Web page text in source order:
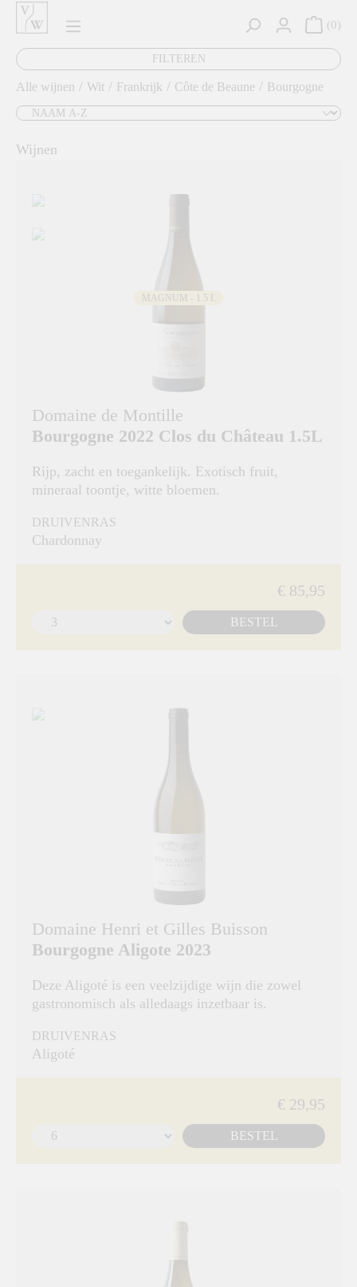
0
FILTEREN
Alle wijnen / Wit / Frankrijk / Côte de Beaune / Bourgogne
Wijnen
MAGNUM - 1.5 L
Domaine de Montille
Bourgogne 2022 Clos du Château 1.5L
Rijp, zacht en toegankelijk. Exotisch fruit,
mineraal toontje, witte bloemen.
DRUIVENRAS
Chardonnay
€ 85,95
BESTEL
Domaine Henri et Gilles Buisson
Bourgogne Aligote 2023
Deze Aligoté is een veelzijdige wijn die zowel
gastronomisch als alledaags inzetbaar is.
DRUIVENRAS
Aligoté
€ 29,95
BESTEL